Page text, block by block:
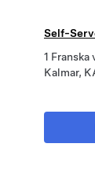
Self-
1 Franska
Kalmar,